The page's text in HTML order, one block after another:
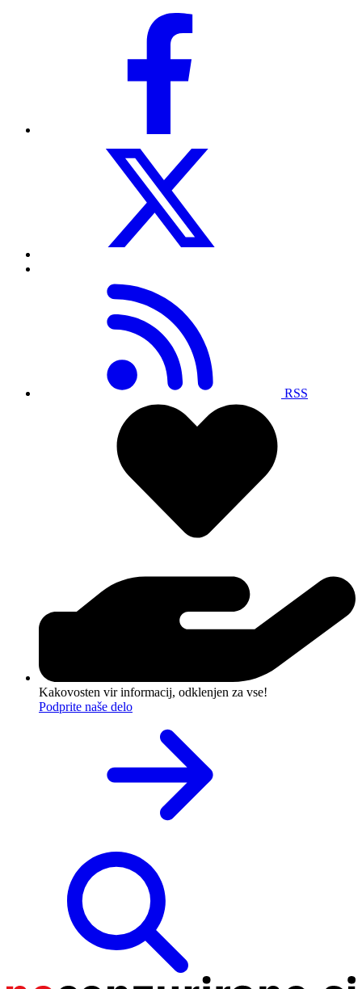
RSS
Kakovosten vir informacij, odklenjen za vse!
Podprite naše delo